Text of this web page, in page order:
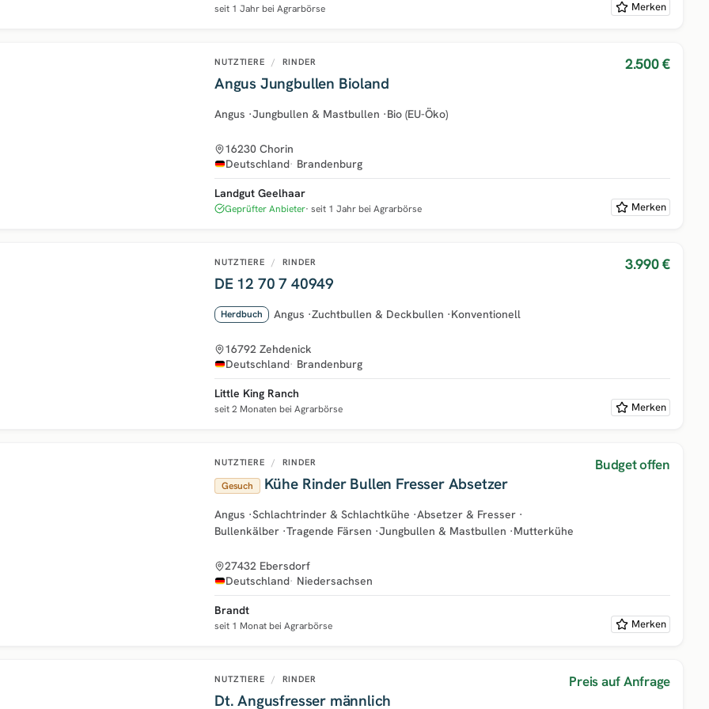
seit 1 Jahr bei Agrarbörse Merken
NUTZTIERE / RINDER
Angus Jungbullen Bioland
2.500 €
Angus ·Jungbullen & Mastbullen ·Bio (EU-Öko)
16230 Chorin
Deutschland Brandenburg
Landgut Geelhaar
Geprüfter Anbieter seit 1 Jahr bei Agrarbörse Merken
NUTZTIERE / RINDER
DE 12 70 7 40949
3.990 €
Herdbuch Angus ·Zuchtbullen & Deckbullen ·Konventionell
16792 Zehdenick
Deutschland Brandenburg
Little King Ranch
seit 2 Monaten bei Agrarbörse Merken
NUTZTIERE / RINDER
Gesuch Kühe Rinder Bullen Fresser Absetzer
Budget offen
Angus ·Schlachtrinder & Schlachtkühe ·Absetzer & Fresser ·
Bullenkälber ·Tragende Färsen ·Jungbullen & Mastbullen ·Mutterkühe
27432 Ebersdorf
Deutschland Niedersachsen
Brandt
seit 1 Monat bei Agrarbörse Merken
NUTZTIERE / RINDER
Dt. Angusfresser männlich
Preis auf Anfrage